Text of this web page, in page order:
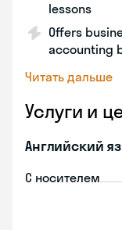
lessons
Offers
accounting
Читать дальше
Услуги и
Английский
С носителем